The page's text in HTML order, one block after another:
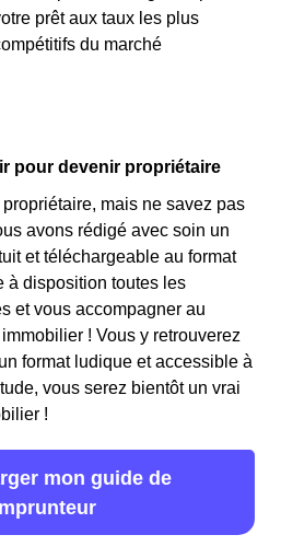
prêt aux taux les plus
du marché
pour devenir propriétaire
mais ne savez pas
avons rédigé avec soin un
et téléchargeable au format
à disposition toutes les
et vous accompagner au
! Vous y retrouverez
format ludique et accessible à
vous serez bientôt un vrai
!
mon guide de